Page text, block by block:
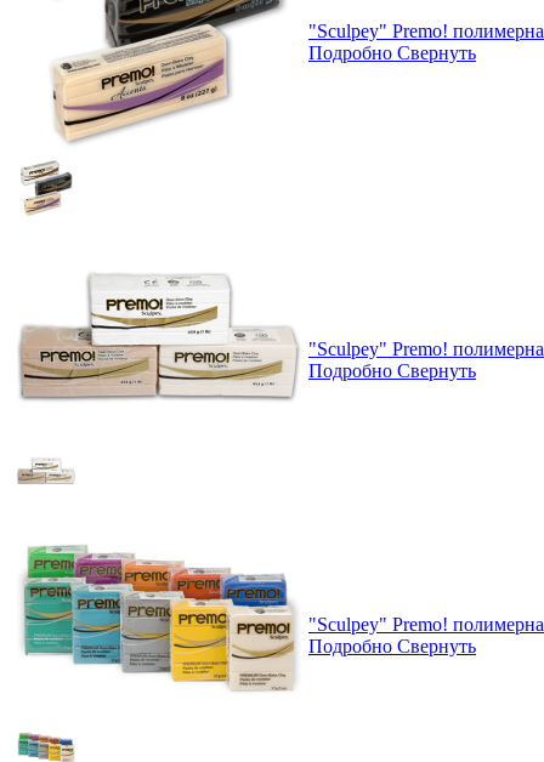
"Sculpey" Premo!
Подробно Свернуть
"Sculpey" Premo!
Подробно Свернуть
"Sculpey" Premo!
Подробно Свернуть